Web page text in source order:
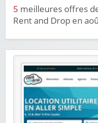
5 meilleures offres
Rent and Drop en